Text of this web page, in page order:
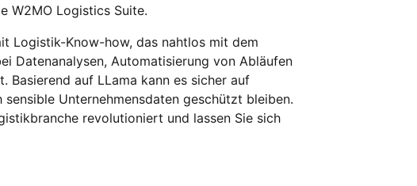
W2MO Logistics Suite.
Logistik-Know-how, das nahtlos mit dem
Datenanalysen, Automatisierung von Abläufen
auf LLama kann es sicher auf
Unternehmensdaten geschützt bleiben.
revolutioniert und lassen Sie sich